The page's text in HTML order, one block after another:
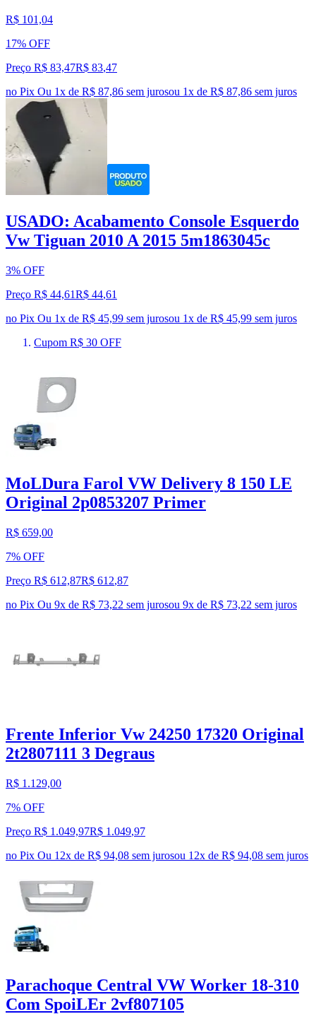
R$ 101,04
17% OFF
Preço R$ 83,47R$ 83,47
no Pix Ou 1x de R$ 87,86 sem jurosou 1x de R$ 87,86 sem juros
USADO: Acabamento Console Esquerdo
Vw Tiguan 2010 A 2015 5m1863045c
3% OFF
Preço R$ 44,61R$ 44,61
no Pix Ou 1x de R$ 45,99 sem jurosou 1x de R$ 45,99 sem juros
Cupom R$ 30 OFF
MoLDura Farol VW Delivery 8 150 LE
Original 2p0853207 Primer
R$ 659,00
7% OFF
Preço R$ 612,87R$ 612,87
no Pix Ou 9x de R$ 73,22 sem jurosou 9x de R$ 73,22 sem juros
Frente Inferior Vw 24250 17320 Original
2t2807111 3 Degraus
R$ 1.129,00
7% OFF
Preço R$ 1.049,97R$ 1.049,97
no Pix Ou 12x de R$ 94,08 sem jurosou 12x de R$ 94,08 sem juros
Parachoque Central VW Worker 18-310
Com SpoiLEr 2vf807105